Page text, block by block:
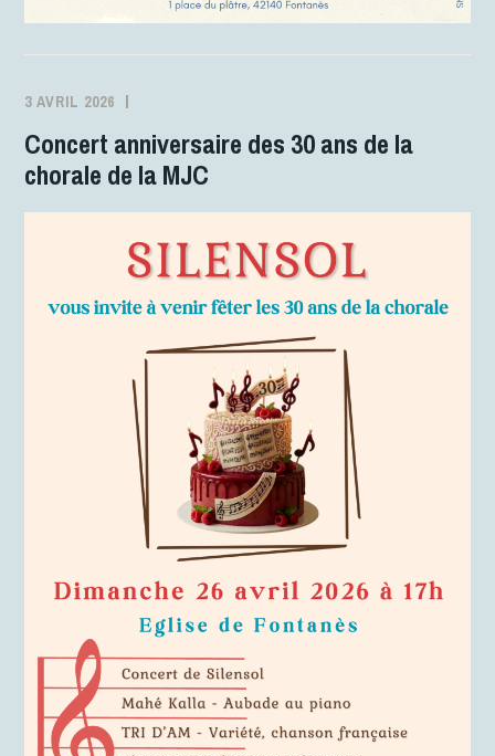
3 AVRIL 2026
Concert anniversaire des 30 ans de la
chorale de la MJC